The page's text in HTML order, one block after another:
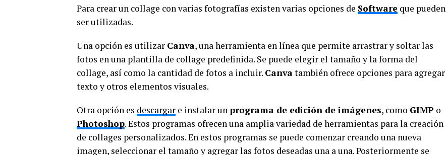
Para crear un collage con varias fotografías existen varias opciones de Software que pueden
ser utilizadas.
Una opción es utilizar Canva, una herramienta en línea que permite arrastrar y soltar las
fotos en una plantilla de collage predefinida. Se puede elegir el tamaño y la forma del
collage, así como la cantidad de fotos a incluir. Canvatambién ofrece opciones para agregar
texto y otros elementos visuales.
Otra opción es descargar e instalar un programa de edición de imágenes, como GIMP o
Photoshop. Estos programas ofrecen una amplia variedad de herramientas para la creación
de collages personalizados. En estos programas se puede comenzar creando una nueva
imagen, seleccionar el tamaño y agregar las fotos deseadas una a una. Posteriormente se